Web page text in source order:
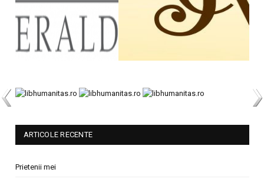
ARTICOLE RECENTE
Prietenii mei